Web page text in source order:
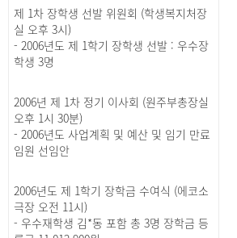
제 1차 장학생 선발 위원회 (학생복지처장
실 오후 3시)
- 2006년도 제 1학기 장학생 선발 : 우수장
학생 3명
2006년 제 1차 정기 이사회 (원주부총장실
오후 1시 30분)
- 2006년도 사업계획 및 예산 및 임기 만료
임원 선임안
2006년도 제 1학기 장학금 수여식 (에코소
극장 오전 11시)
- 우수재학생 김*동 포함 총 3명 장학금 등